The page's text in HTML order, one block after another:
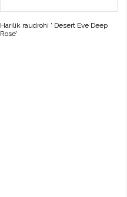
Harilik raudrohi ' Desert Eve Deep
Rose'